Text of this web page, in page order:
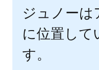
ジュノーは
に位置して
す。